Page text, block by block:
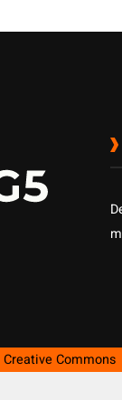
Creative Commons